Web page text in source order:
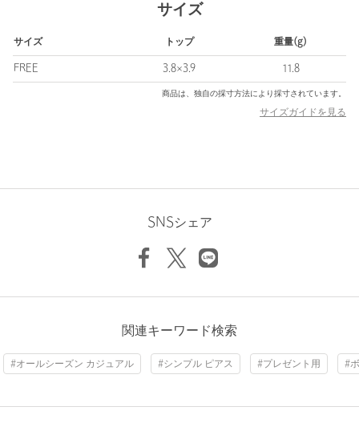
かっちりとしたシャツや、ブラウスを合わせたきれいめな装いに
【注意事項】
※商品に「取り扱い上の注意書き」、「洗濯表示」がございます
場合は、使用前に必ずご確認ください。
※商品画像は、光の当たり具合やパソコンなどの閲覧環境によ
下記の品名/品番をお申し付けください。
商品詳細
対象商品
返品 対象外商品 返品等について
サイズ
サイズ トップ 重量(g)
FREE 3.8×3.9 11.8
商品は、独自の採寸方法により採寸されています。
サイズガイドを見る
SNSシェア
関連キーワード検索
#オールシーズン カジュアル #シンプル ピアス #プレゼント用 #